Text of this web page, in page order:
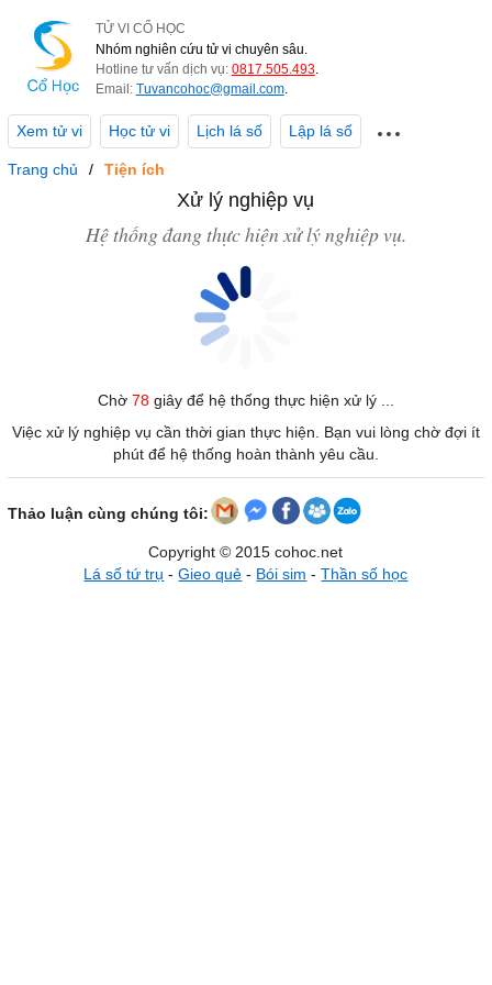
TỬ VI CỔ HỌC
Nhóm nghiên cứu tử vi chuyên sâu.
Hotline tư vấn dịch vụ: 0817.505.493.
Email: Tuvancohoc@gmail.com.
Xem tử vi Học tử vi Lịch lá số Lập lá số
Trang chủ Tiện ích
Xử lý nghiệp vụ
Hệ thống đang thực hiện xử lý nghiệp vụ.
Chờ 78giây để hệ thống thực hiện xử lý ...
Việc xử lý nghiệp vụ cần thời gian thực hiện. Bạn vui lòng chờ đợi ít
phút để hệ thống hoàn thành yêu cầu.
Thảo luận cùng chúng tôi:
Copyright © 2015 cohoc.net
Lá số tứ trụ -Gieo quẻ - Bói sim -Thần số học